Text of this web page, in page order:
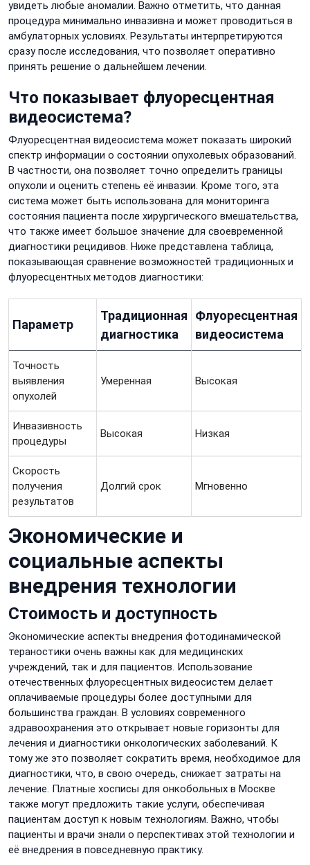
увидеть любые аномалии. Важно отметить, что данная
процедура минимально инвазивна и может проводиться в
амбулаторных условиях. Результаты интерпретируются
сразу после исследования, что позволяет оперативно
принять решение о дальнейшем лечении.
Что показывает флуоресцентная
видеосистема?
Флуоресцентная видеосистема может показать широкий
спектр информации о состоянии опухолевых образований.
В частности, она позволяет точно определить границы
опухоли и оценить степень её инвазии. Кроме того, эта
система может быть использована для мониторинга
состояния пациента после хирургического вмешательства,
что также имеет большое значение для своевременной
диагностики рецидивов. Ниже представлена таблица,
показывающая сравнение возможностей традиционных и
флуоресцентных методов диагностики:
Параметр
Традиционная
диагностика
Флуоресцентная
видеосистема
Точность
выявления
опухолей
Умеренная Высокая
Инвазивность
процедуры
Высокая Низкая
Скорость
получения
результатов
Долгий срок Мгновенно
Экономические и
социальные аспекты
внедрения технологии
Стоимость и доступность
Экономические аспекты внедрения фотодинамической
тераностики очень важны как для медицинских
учреждений, так и для пациентов. Использование
отечественных флуоресцентных видеосистем делает
оплачиваемые процедуры более доступными для
большинства граждан. В условиях современного
здравоохранения это открывает новые горизонты для
лечения и диагностики онкологических заболеваний. К
тому же это позволяет сократить время, необходимое для
диагностики, что, в свою очередь, снижает затраты на
лечение. Платные хосписы для онкобольных в Москве
также могут предложить такие услуги, обеспечивая
пациентам доступ к новым технологиям. Важно, чтобы
пациенты и врачи знали о перспективах этой технологии и
её внедрения в повседневную практику.